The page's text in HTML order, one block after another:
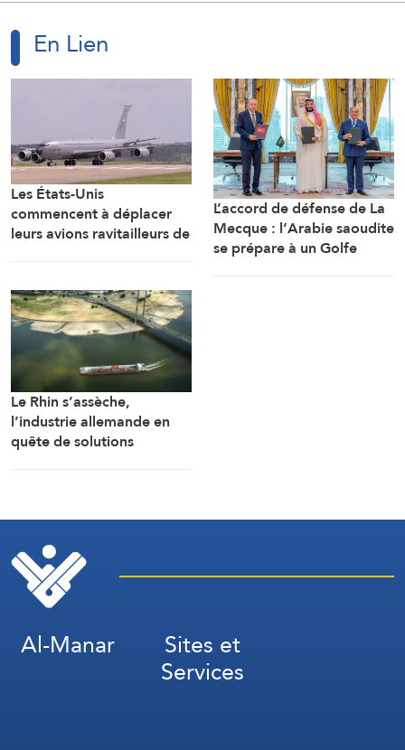
En Lien
Les États-Unis
commencent à déplacer
leurs avions ravitailleurs de
L’accord de défense de La
Mecque : l’Arabie saoudite
se prépare à un Golfe
Le Rhin s’assèche,
l’industrie allemande en
quête de solutions
Al-Manar Sites et
Services